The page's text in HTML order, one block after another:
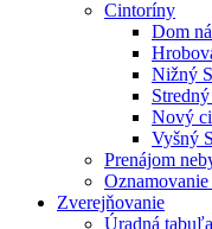
Cintoríny
Dom
Nižný
Nový
Vyšný
Prenájom
Zverejňovanie
Úradná tabuľa